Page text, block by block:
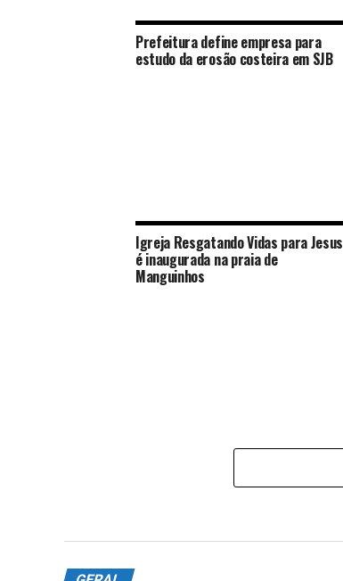
Prefeitura define empresa para
estudo da erosão costeira em SJB
Igreja Resgatando Vidas para Jesus
é inaugurada na praia de
Manguinhos